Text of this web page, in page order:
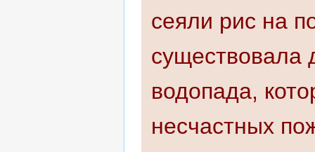
сеяли рис на
существовала
водопада,
несчастных